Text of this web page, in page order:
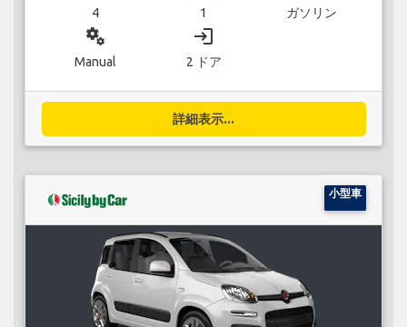
4 1 ガソリン
miscellaneous_services
Manual
login
2 ドア
詳細表示...
小型車